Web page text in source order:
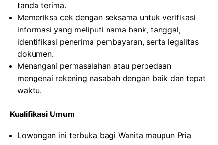
tanda terima.
Memeriksa cek dengan seksama untuk verifikasi
informasi yang meliputi nama bank, tanggal,
identifikasi penerima pembayaran, serta legalitas
dokumen.
Menangani permasalahan atau perbedaan
mengenai rekening nasabah dengan baik dan tepat
waktu.
Kualifikasi Umum
Lowongan ini terbuka bagi Wanita maupun Pria